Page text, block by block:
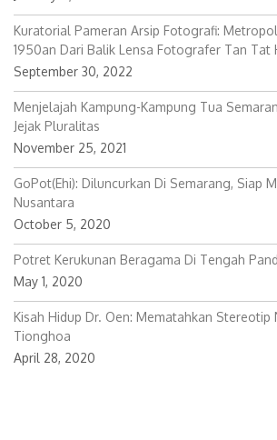
January 5, 2025
Kuratorial Pameran Arsip Fotografi:
1950an Dari Balik Lensa Fotografer Tan Tat
September 30, 2022
Menjelajah Kampung-Kampung Tua
Jejak Pluralitas
November 25, 2021
GoPot(ehi): Diluncurkan Di Semarang, Siap
October 5, 2020
Potret Kerukunan Beragama Di Tengah
May 1, 2020
Kisah Hidup Dr. Oen: Mematahkan Stereotip
Tionghoa
April 28, 2020